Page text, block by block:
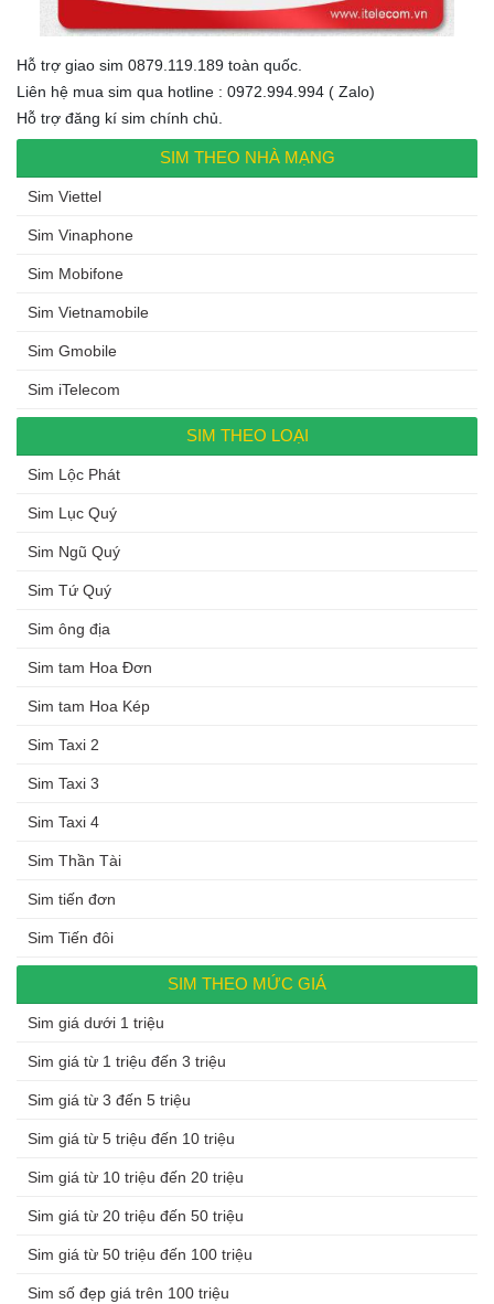
Hỗ trợ giao sim 0879.119.189 toàn quốc.
Liên hệ mua sim qua hotline : 0972.994.994 ( Zalo)
Hỗ trợ đăng kí sim chính chủ.
SIM THEO NHÀ MẠNG
Sim Viettel
Sim Vinaphone
Sim Mobifone
Sim Vietnamobile
Sim Gmobile
Sim iTelecom
SIM THEO LOẠI
Sim Lộc Phát
Sim Lục Quý
Sim Ngũ Quý
Sim Tứ Quý
Sim ông địa
Sim tam Hoa Đơn
Sim tam Hoa Kép
Sim Taxi 2
Sim Taxi 3
Sim Taxi 4
Sim Thần Tài
Sim tiến đơn
Sim Tiến đôi
SIM THEO MỨC GIÁ
Sim giá dưới 1 triệu
Sim giá từ 1 triệu đến 3 triệu
Sim giá từ 3 đến 5 triệu
Sim giá từ 5 triệu đến 10 triệu
Sim giá từ 10 triệu đến 20 triệu
Sim giá từ 20 triệu đến 50 triệu
Sim giá từ 50 triệu đến 100 triệu
Sim số đẹp giá trên 100 triệu